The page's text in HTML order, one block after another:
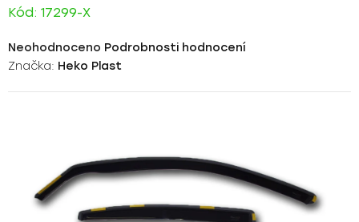
Kód: 17299-X
Průměrné
hodnocení
hvězdiček.
Neohodnoceno Podrobnosti hodnocení
Značka: Heko Plast